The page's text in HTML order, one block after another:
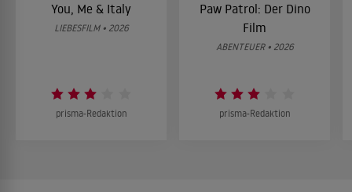
You, Me & Italy
LIEBESFILM • 2026
prisma-Redaktion
Paw Patrol: Der Dino
Film
ABENTEUER • 2026
prisma-Redaktion